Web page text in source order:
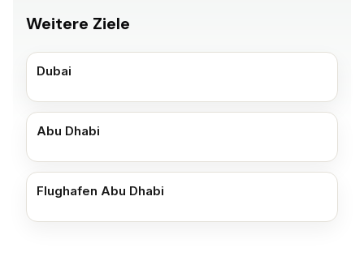
Weitere Ziele
Dubai
Abu Dhabi
Flughafen Abu Dhabi